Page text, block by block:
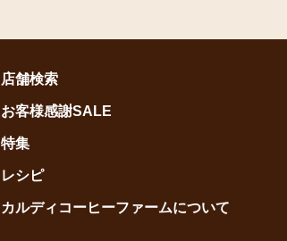
店舗検索
お客様感謝SALE
特集
レシピ
カルディコーヒーファームについて